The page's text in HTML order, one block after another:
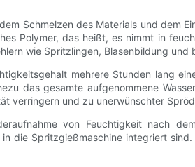
Schmelzen des Materials und dem
Polymer, das heißt, es nimmt in
wie Spritzlingen, Blasenbildung
mehrere Stunden lang
das gesamte aufgenommene
verringern und zu unerwünschter
von Feuchtigkeit nach
die Spritzgießmaschine integriert